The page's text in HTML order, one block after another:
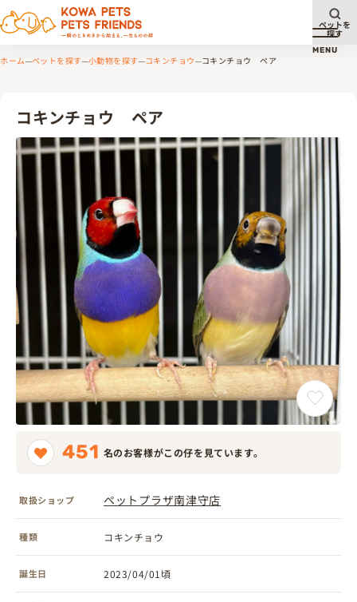
メニ
MENU
ペットを
探す
ホーム ペットを探す 小動物を探す コキンチョウ コキンチョウ ペア
コキンチョウ ペア
451 名のお客様がこの仔を見ています。
取扱ショップ ペットプラザ南津守店
種類 コキンチョウ
誕生日 2023/04/01頃